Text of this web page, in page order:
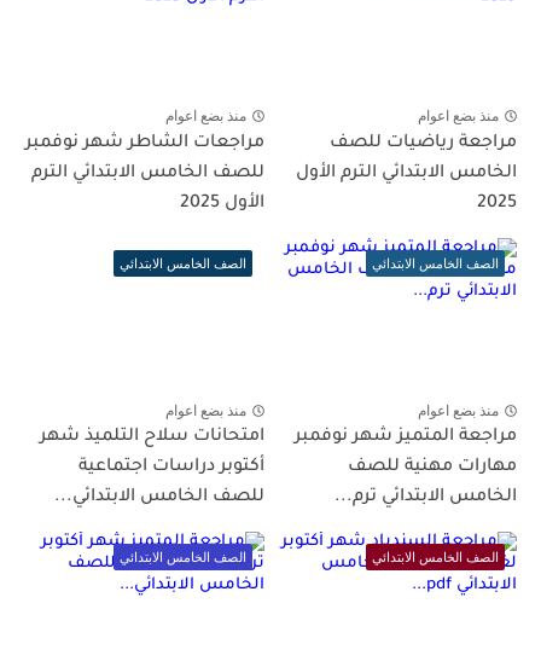
منذ بضع اعوام
مراجعة رياضيات للصف
الخامس الابتدائي الترم الأول
2025
منذ بضع اعوام
مراجعات الشاطر شهر نوفمبر
للصف الخامس الابتدائي الترم
الأول 2025
الصف الخامس الابتدائي
منذ بضع اعوام
مراجعة المتميز شهر نوفمبر
مهارات مهنية للصف
الخامس الابتدائي ترم...
الصف الخامس الابتدائي
منذ بضع اعوام
امتحانات سلاح التلميذ شهر
أكتوبر دراسات اجتماعية
للصف الخامس الابتدائي...
الصف الخامس الابتدائي الصف الخامس الابتدائي